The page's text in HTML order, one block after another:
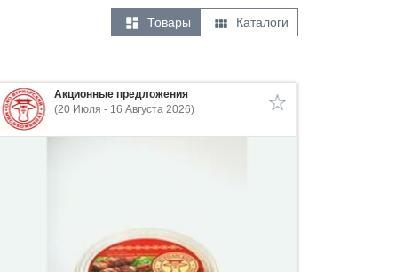
 Товары  Каталоги
Акционные предложения
(20 Июля - 16 Августа 2026)